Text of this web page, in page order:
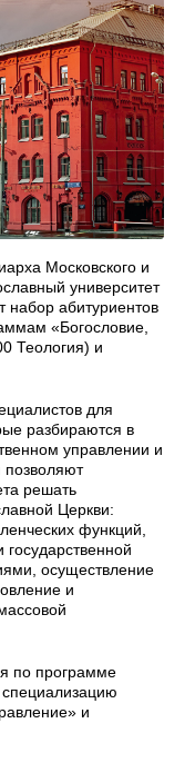
Московского и
университет
набор абитуриентов
«Богословие,
Теология) и
для
разбираются в
управлении и
решать
Церкви:
функций,
осуществление
и
по программе
и